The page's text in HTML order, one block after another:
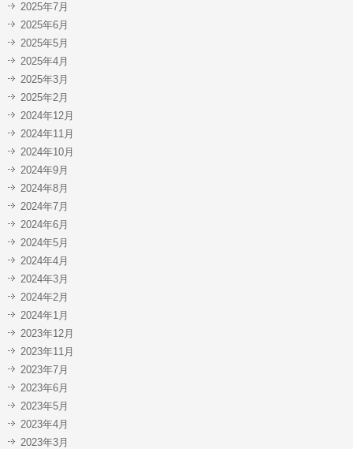
2025年7月
2025年6月
2025年5月
2025年4月
2025年3月
2025年2月
2024年12月
2024年11月
2024年10月
2024年9月
2024年8月
2024年7月
2024年6月
2024年5月
2024年4月
2024年3月
2024年2月
2024年1月
2023年12月
2023年11月
2023年7月
2023年6月
2023年5月
2023年4月
2023年3月